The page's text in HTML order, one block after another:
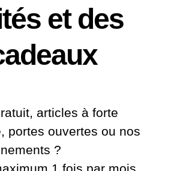
et des
articles à forte
portes ouvertes ou nos
?